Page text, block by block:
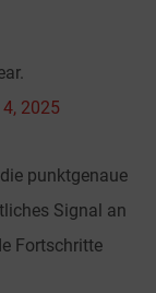
2025
punktgenaue
Signal an
Fortschritte